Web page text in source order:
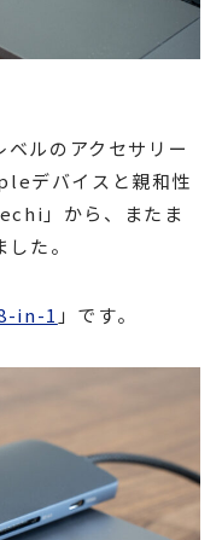
ルのアクセサリー
デバイスと親和性
」から、またま
た。
in-1 」です。